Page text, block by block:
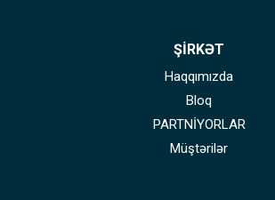
ŞİRKƏT
Haqqımızda
Bloq
PARTNİYORLAR
Müştərilər